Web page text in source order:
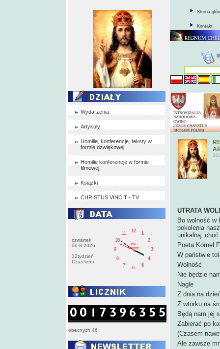
Wydarzenia
Artykuły
Homilie, konferencje, teksty w
formie dzwiękowej
Homilie konferencje w formie
filmowej
Książki
CHRISTUS VINCIT - TV
czwartek
06-8-2026
32tydzień
Czas letni
1
2
3
4
5
6
7
8
9
10
11
12
PM
czwartek
obecnych:46
Strona
Kontakt
UTRATA
Bo wolność w
pokolenia
unikalną,
Poeta Kornel
W państwie
Wolność
Nie będzie
Nagle
Z dnia na
Z wtorku na
Będą nam jej
Zabierać po
(Czasem
Ale zawsze